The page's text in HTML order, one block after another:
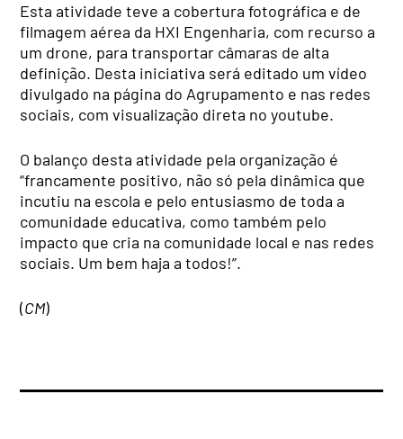
Esta atividade teve a cobertura fotográfica e de
filmagem aérea da HXI Engenharia, com recurso a
um drone, para transportar câmaras de alta
definição. Desta iniciativa será editado um vídeo
divulgado na página do Agrupamento e nas redes
sociais, com visualização direta no youtube.
O balanço desta atividade pela organização é
“francamente positivo, não só pela dinâmica que
incutiu na escola e pelo entusiasmo de toda a
comunidade educativa, como também pelo
impacto que cria na comunidade local e nas redes
sociais. Um bem haja a todos!”.
(CM)